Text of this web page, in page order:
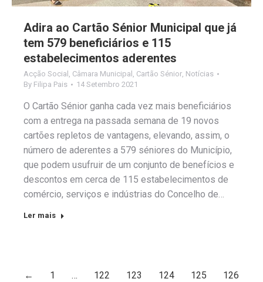
Adira ao Cartão Sénior Municipal que já
tem 579 beneficiários e 115
estabelecimentos aderentes
Acção Social , Câmara Municipal , Cartão Sénior, Notícias
By Filipa Pais 14 Setembro 2021
O Cartão Sénior ganha cada vez mais beneficiários
com a entrega na passada semana de 19 novos
cartões repletos de vantagens, elevando, assim, o
número de aderentes a 579 séniores do Município,
que podem usufruir de um conjunto de benefícios e
descontos em cerca de 115 estabelecimentos de
comércio, serviços e indústrias do Concelho de…
Ler mais
← 1 … 122 123 124 125
126